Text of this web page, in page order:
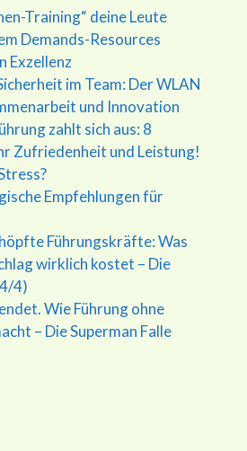
Training“ deine Leute
Demands-Resources
Exzellenz
im Team: Der WLAN
und Innovation
zahlt sich aus: 8
Zufriedenheit und Leistung!
Empfehlungen für
Führungskräfte: Was
wirklich kostet – Die
4)
Wie Führung ohne
– Die Superman Falle